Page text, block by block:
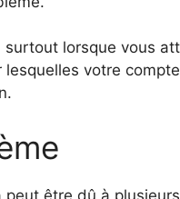
surtout lorsque vous
votre
peut être dû à